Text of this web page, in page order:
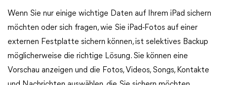
Wenn Sie nur einige wichtige Daten auf Ihrem iPad sichern
möchten oder sich fragen, wie Sie iPad-Fotos auf einer
externen Festplatte sichern können, ist selektives Backup
möglicherweise die richtige Lösung. Sie können eine
Vorschau anzeigen und die Fotos, Videos, Songs, Kontakte